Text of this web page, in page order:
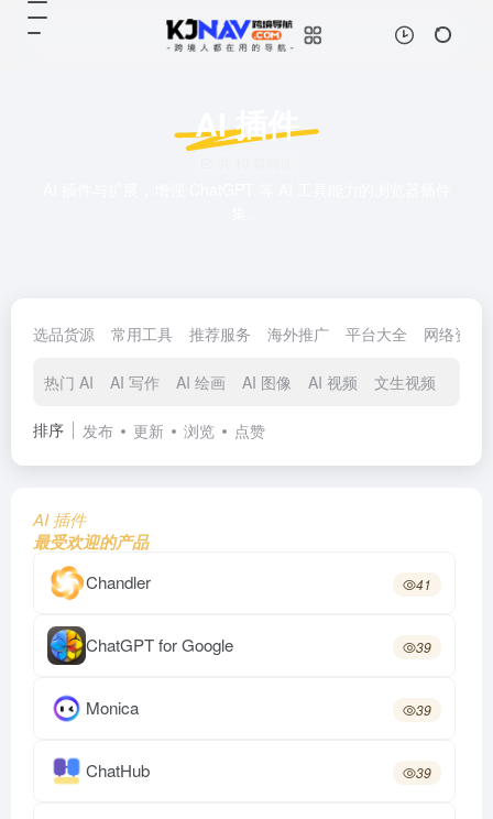
AI 插件
选品货源 常用工具 推荐服务 海外推广 平台大全 网络资源
热门 AI AI 写作 AI 绘画 AI 图像 AI 视频 文生视频
排序 发布 更新 浏览 点赞
AI 插件
最受欢迎的产品
Chandler 41
ChatGPT for Google 39
Monica 39
ChatHub 39